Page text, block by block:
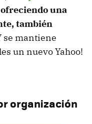
una
también
se mantiene
un nuevo Yahoo!
organización